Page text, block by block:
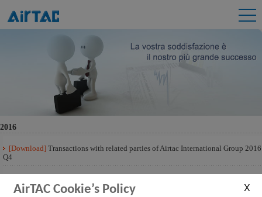
2016
[Download] Transactions with related parties of Airtac International Group 2016
Q4
AirTAC Cookie’s Policy